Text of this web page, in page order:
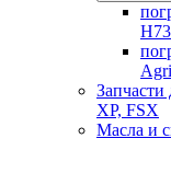
XP, FSX
Масла и